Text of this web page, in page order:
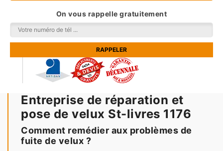
On vous rappelle gratuitement
Entreprise de réparation et
pose de velux St-livres 1176
Comment remédier aux problèmes de
fuite de velux ?